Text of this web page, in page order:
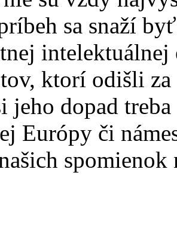
sa snaží
ktorí odišli
jeho dopad
Európy či
spomienok